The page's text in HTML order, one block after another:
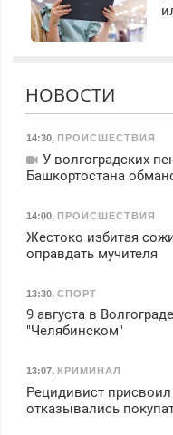
НОВОСТИ
14:30, ПРОИСШЕСТВИЯ
У волгоградских
Башкортостана
14:00, ПРОИСШЕСТВИЯ
Жестоко избитая
оправдать мучителя
13:30, СПОРТ
9 августа в
"Челябинском"
13:07, КРИМИНАЛ
Рецидивист
отказывались